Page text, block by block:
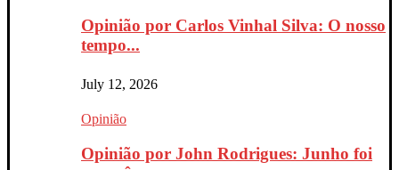
Opinião por Carlos Vinhal Silva: O nosso
tempo...
July 12, 2026
Opinião
Opinião por John Rodrigues: Junho foi